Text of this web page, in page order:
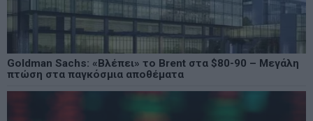
Goldman Sachs: «Βλέπει» το Brent στα $80-90 – Μεγάλη
πτώση στα παγκόσμια αποθέματα